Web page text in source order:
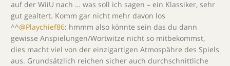
auf der WiiU nach … was soll ich sagen – ein Klassiker, sehr
gut gealtert. Komm gar nicht mehr davon los
^^@Playchief86: hmmm also könnte sein das du dann
gewisse Anspielungen/Wortwitze nicht so mitbekommst,
dies macht viel von der einzigartigen Atmospähre des Spiels
aus. Grundsätzlich reichen sicher auch durchschnittliche